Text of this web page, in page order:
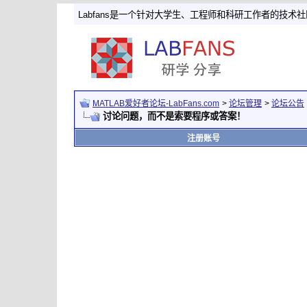
Labfans是一个针对大学生、工程师和科研工作者的技术社
MATLAB爱好者论坛-LabFans.com > 论坛管理 > 论坛公告
讨论问题，而不是索要程序或答案！
注册账号